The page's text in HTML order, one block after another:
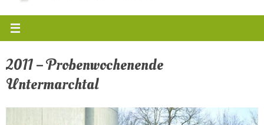
2011 – Probenwochenende
Untermarchtal